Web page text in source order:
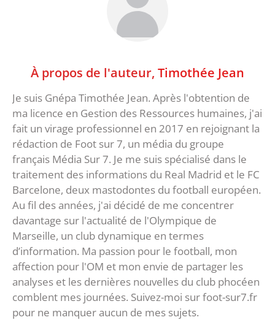
À propos de l'auteur, Timothée Jean
Je suis Gnépa Timothée Jean. Après l'obtention de
ma licence en Gestion des Ressources humaines, j'ai
fait un virage professionnel en 2017 en rejoignant la
rédaction de Foot sur 7, un média du groupe
français Média Sur 7. Je me suis spécialisé dans le
traitement des informations du Real Madrid et le FC
Barcelone, deux mastodontes du football européen.
Au fil des années, j'ai décidé de me concentrer
davantage sur l'actualité de l'Olympique de
Marseille, un club dynamique en termes
d’information. Ma passion pour le football, mon
affection pour l'OM et mon envie de partager les
analyses et les dernières nouvelles du club phocéen
comblent mes journées. Suivez-moi sur foot-sur7.fr
pour ne manquer aucun de mes sujets.